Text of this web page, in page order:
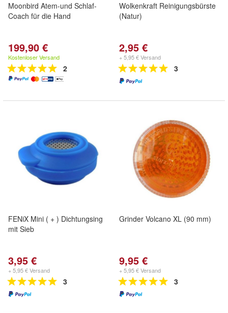
Moonbird Atem-und Schlaf-
Coach für die Hand
199,90 €
Kostenloser Versand
2
Wolkenkraft Reinigungsbürste
(Natur)
2,95 €
+ 5,95 € Versand
3
FENiX Mini ( + ) Dichtungsing
mit Sieb
3,95 €
+ 5,95 € Versand
3
Grinder Volcano XL (90 mm)
9,95 €
+ 5,95 € Versand
3